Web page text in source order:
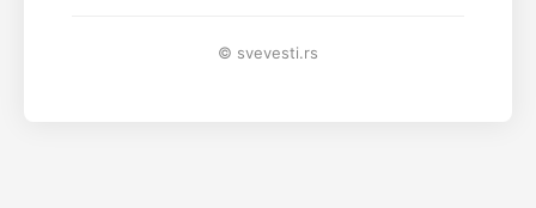
© svevesti.rs